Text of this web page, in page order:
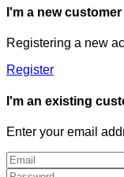
I'm a new customer
Registering a new
Register
I'm an existing
Enter your email